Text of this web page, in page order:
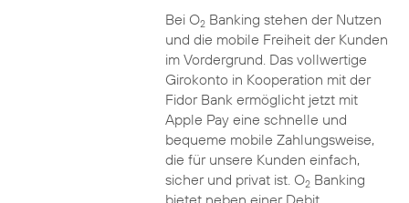
Bei O2Banking stehen der Nutzen
und die mobile Freiheit der Kunden
im Vordergrund. Das vollwertige
Girokonto in Kooperation mit der
Fidor Bank ermöglicht jetzt mit
Apple Pay eine schnelle und
bequeme mobile Zahlungsweise,
die für unsere Kunden einfach,
sicher und privat ist. O2Banking
bietet neben einer Debit